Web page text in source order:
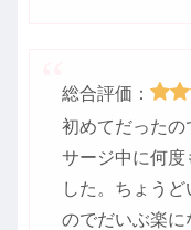
総合評価：
初めてだったの
サージ中に何度
した。ちょう
のでだいぶ楽に